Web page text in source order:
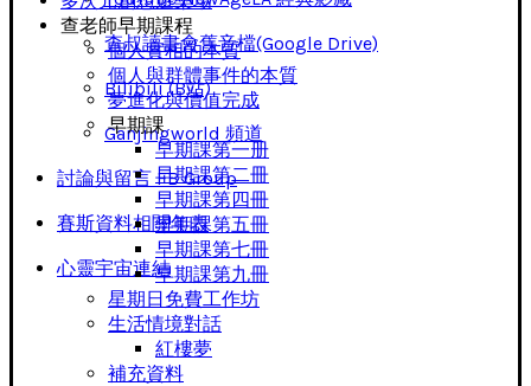
查叔讀書會舊音檔(Google Drive)
Bilibili (B站)
Ganjingworld 頻道
討論與留言 FB Group
賽斯資料相關年表
心靈宇宙連結
查老師早期課程
個人實相的本質
個人與群體事件的本質
夢進化與價值完成
早期課
早期課第一册
早期課第二冊
早期課第四冊
早期課第五冊
早期課第七冊
早期課第九冊
星期日免費工作坊
生活情境對話
紅樓夢
補充資料